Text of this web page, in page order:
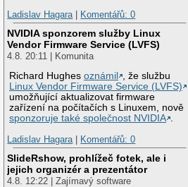
Ladislav Hagara| Komentářů: 0
NVIDIA sponzorem služby Linux
Vendor Firmware Service (LVFS)
4.8. 20:11 | Komunita
Richard Hughesoznámil
, že službu
Linux Vendor Firmware Service (LVFS)
umožňující aktualizovat firmware
zařízení na počítačích s Linuxem, nově
sponzoruje také společnost NVIDIA .
Ladislav Hagara| Komentářů: 0
SlideRshow, prohlížeč fotek, ale i
jejich organizér a prezentátor
4.8. 12:22 | Zajímavý software